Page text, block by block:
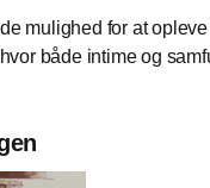
mulighed for at
både intime og